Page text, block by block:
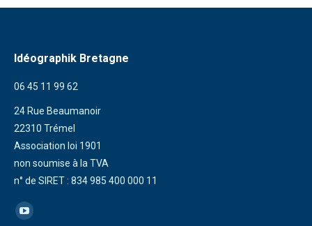
Idéographik Bretagne
06 45 11 99 62
24 Rue Beaumanoir
22310 Trémel
Association loi 1901
non soumise à la TVA
n° de SIRET : 834 985 400 000 11
Trouvez nous sur :
La